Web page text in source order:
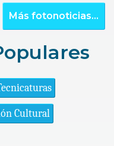
Más fotonoticias...
Cultural